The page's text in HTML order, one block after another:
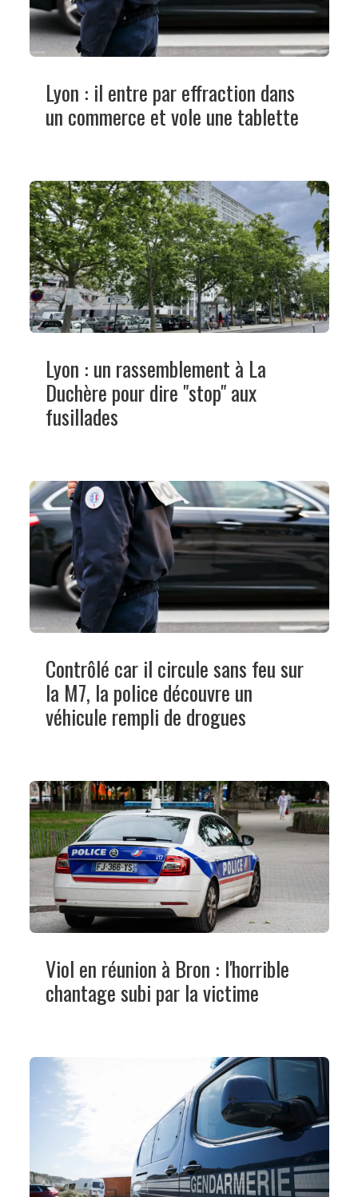
Lyon : il entre par effraction dans
un commerce et vole une tablette
Lyon : un rassemblement à La
Duchère pour dire "stop" aux
fusillades
Contrôlé car il circule sans feu sur
la M7, la police découvre un
véhicule rempli de drogues
Viol en réunion à Bron : l'horrible
chantage subi par la victime